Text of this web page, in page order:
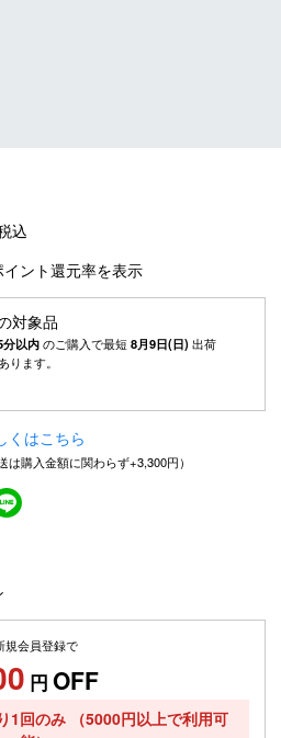
込
イント還元率を表示
対象品
分以内のご購入で最短8月9日(日)出荷
ります。
くはこちら
は購入金額に関わらず+3,300円）
規会員登録で
円 OFF
1回のみ
（5000円以上で利用可